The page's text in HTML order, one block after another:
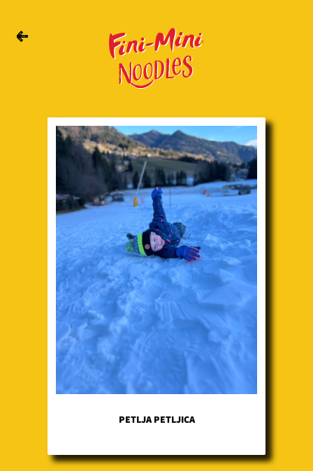
PETLJA PETLJICA